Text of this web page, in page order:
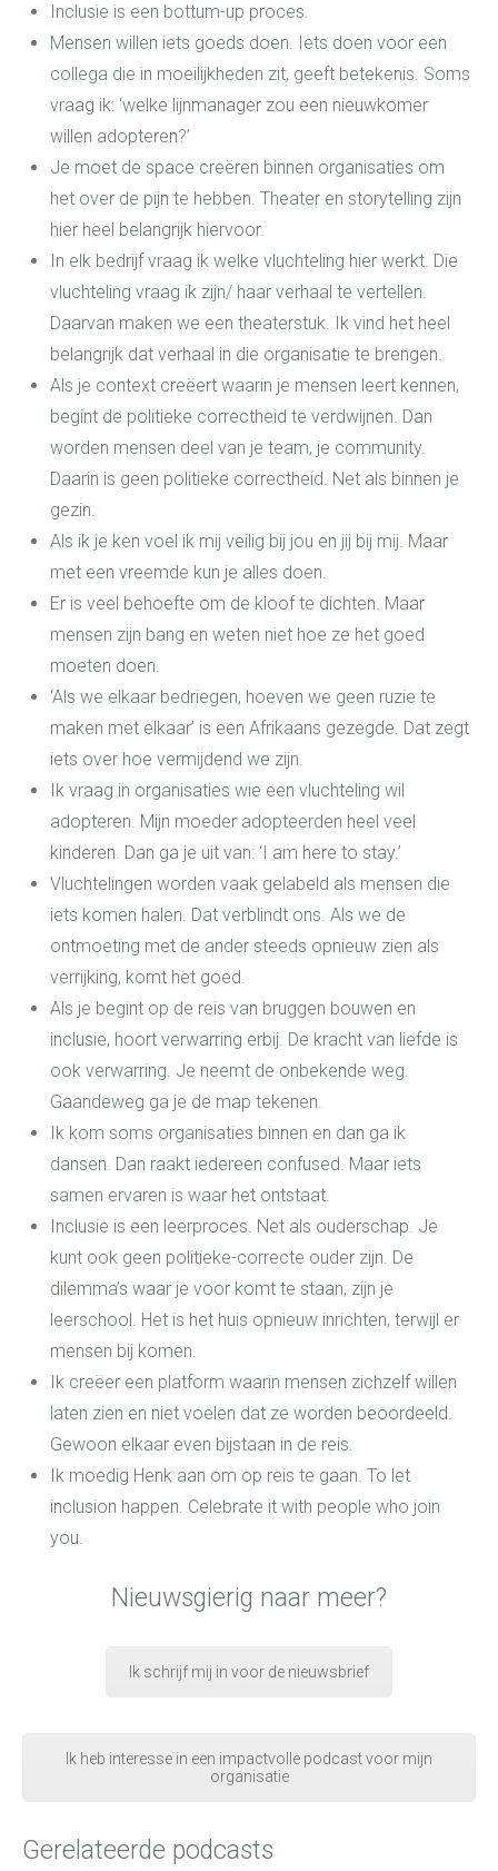
Inclusie is een bottum-up proces.
Mensen willen iets goeds doen. Iets doen voor een
collega die in moeilijkheden zit, geeft betekenis. Soms
vraag ik: ‘welke lijnmanager zou een nieuwkomer
willen adopteren?’
Je moet de space creëren binnen organisaties om
het over de pijn te hebben. Theater en storytelling zijn
hier heel belangrijk hiervoor.
In elk bedrijf vraag ik welke vluchteling hier werkt. Die
vluchteling vraag ik zijn/ haar verhaal te vertellen.
Daarvan maken we een theaterstuk. Ik vind het heel
belangrijk dat verhaal in die organisatie te brengen.
Als je context creëert waarin je mensen leert kennen,
begint de politieke correctheid te verdwijnen. Dan
worden mensen deel van je team, je community.
Daarin is geen politieke correctheid. Net als binnen je
gezin.
Als ik je ken voel ik mij veilig bij jou en jij bij mij. Maar
met een vreemde kun je alles doen.
Er is veel behoefte om de kloof te dichten. Maar
mensen zijn bang en weten niet hoe ze het goed
moeten doen.
‘Als we elkaar bedriegen, hoeven we geen ruzie te
maken met elkaar’ is een Afrikaans gezegde. Dat zegt
iets over hoe vermijdend we zijn.
Ik vraag in organisaties wie een vluchteling wil
adopteren. Mijn moeder adopteerden heel veel
kinderen. Dan ga je uit van: ‘I am here to stay.’
Vluchtelingen worden vaak gelabeld als mensen die
iets komen halen. Dat verblindt ons. Als we de
ontmoeting met de ander steeds opnieuw zien als
verrijking, komt het goed.
Als je begint op de reis van bruggen bouwen en
inclusie, hoort verwarring erbij. De kracht van liefde is
ook verwarring. Je neemt de onbekende weg.
Gaandeweg ga je de map tekenen.
Ik kom soms organisaties binnen en dan ga ik
dansen. Dan raakt iedereen confused. Maar iets
samen ervaren is waar het ontstaat.
Inclusie is een leerproces. Net als ouderschap. Je
kunt ook geen politieke-correcte ouder zijn. De
dilemma’s waar je voor komt te staan, zijn je
leerschool. Het is het huis opnieuw inrichten, terwijl er
mensen bij komen.
Ik creëer een platform waarin mensen zichzelf willen
laten zien en niet voelen dat ze worden beoordeeld.
Gewoon elkaar even bijstaan in de reis.
Ik moedig Henk aan om op reis te gaan. To let
inclusion happen. Celebrate it with people who join
you.
Nieuwsgierig naar meer?
Ik schrijf mij in voor de nieuwsbrief
Ik heb interesse in een impactvolle podcast voor mijn
organisatie
Gerelateerde podcasts